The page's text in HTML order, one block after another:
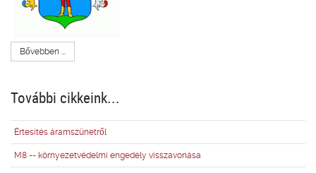
Bővebben ...
További cikkeink...
Értesítés áramszünetről
M8 -- környezetvédelmi engedély visszavonása